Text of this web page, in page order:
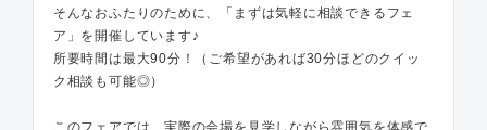
そんなおふたりのために、「まずは気軽に相談できるフェ
ア」を開催しています♪
所要時間は最大90分！（ご希望があれば30分ほどのクイッ
ク相談も可能◎）
このフェアでは、実際の会場を見学しながら雰囲気を体感で